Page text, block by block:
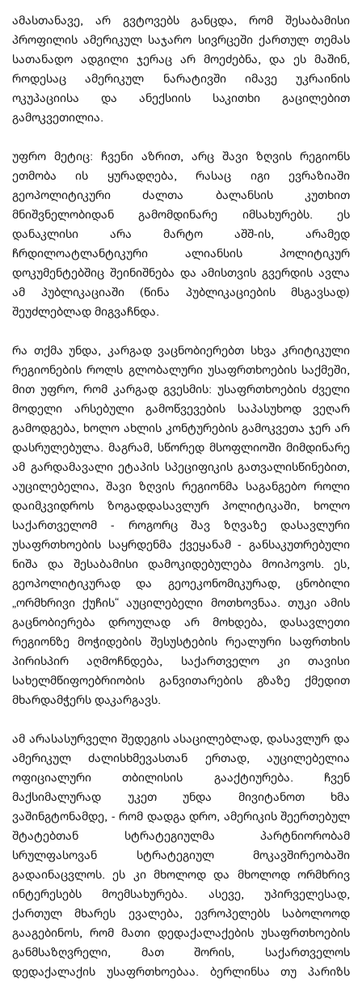
ამასთანავე, არ გვტოვებს განცდა, რომ შესაბამისი
პროფილის ამერიკულ საჯარო სივრცეში ქართულ თემას
სათანადო ადგილი ჯერაც არ მოეძებნა, და ეს მაშინ,
როდესაც ამერიკულ ნარატივში იმავე უკრაინის
ოკუპაციისა და ანექსიის საკითხი გაცილებით
გამოკვეთილია.
უფრო მეტიც: ჩვენი აზრით, არც შავი ზღვის რეგიონს
ეთმობა ის ყურადღება, რასაც იგი ევრაზიაში
გეოპოლიტიკური ძალთა ბალანსის კუთხით
მნიშვნელობიდან გამომდინარე იმსახურებს. ეს
დანაკლისი არა მარტო აშშ-ის, არამედ
ჩრდილოატლანტიკური ალიანსის პოლიტიკურ
დოკუმენტებშიც შეინიშნება და ამისთვის გვერდის ავლა
ამ პუბლიკაციაში (წინა პუბლიკაციების მსგავსად)
შეუძლებლად მიგვაჩნდა.
რა თქმა უნდა, კარგად ვაცნობიერებთ სხვა კრიტიკული
რეგიონების როლს გლობალური უსაფრთხოების საქმეში,
მით უფრო, რომ კარგად გვესმის: უსაფრთხოების ძველი
მოდელი არსებული გამოწვევების საპასუხოდ ვეღარ
გამოდგება, ხოლო ახლის კონტურების გამოკვეთა ჯერ არ
დასრულებულა. მაგრამ, სწორედ მსოფლიოში მიმდინარე
ამ გარდამავალი ეტაპის სპეციფიკის გათვალისწინებით,
აუცილებელია, შავი ზღვის რეგიონმა საგანგებო როლი
დაიმკვიდროს ზოგადდასავლურ პოლიტიკაში, ხოლო
საქართველომ - როგორც შავ ზღვაზე დასავლური
უსაფრთხოების საყრდენმა ქვეყანამ - განსაკუთრებული
ნიშა და შესაბამისი დამოკიდებულება მოიპოვოს. ეს,
გეოპოლიტიკურად და გეოეკონომიკურად, ცნობილი
„ორმხრივი ქუჩის“ აუცილებელი მოთხოვნაა. თუკი ამის
გაცნობიერება დროულად არ მოხდება, დასავლეთი
რეგიონზე მოჭიდების შესუსტების რეალური საფრთხის
პირისპირ აღმოჩნდება, საქართველო კი თავისი
სახელმწიფოებრიობის განვითარების გზაზე ქმედით
მხარდამჭერს დაკარგავს.
ამ არასასურველი შედეგის ასაცილებლად, დასავლურ და
ამერიკულ ძალისხმევასთან ერთად, აუცილებელია
ოფიციალური თბილისის გააქტიურება. ჩვენ
მაქსიმალურად უკეთ უნდა მივიტანოთ ხმა
ვაშინგტონამდე, - რომ დადგა დრო, ამერიკის შეერთებულ
შტატებთან სტრატეგიულმა პარტნიორობამ
სრულფასოვან სტრატეგიულ მოკავშირეობაში
გადაინაცვლოს. ეს კი მხოლოდ და მხოლოდ ორმხრივ
ინტერესებს მოემსახურება. ასევე, უპირველესად,
ქართულ მხარეს ევალება, ევროპელებს საბოლოოდ
გააგებინოს, რომ მათი დედაქალაქების უსაფრთხოების
განმსაზღვრელი, მათ შორის, საქართველოს
დედაქალაქის უსაფრთხოებაა. ბერლინსა თუ პარიზს